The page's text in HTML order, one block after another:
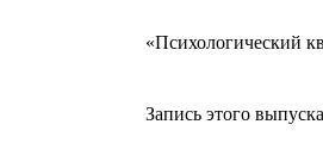
«Психологический
Запись этого выпуска